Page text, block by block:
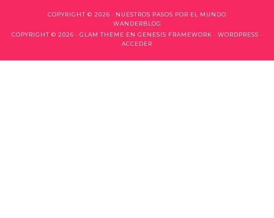
COPYRIGHT © 2026 · NUESTROS PASOS POR EL MUNDO
WANDERBLOG
COPYRIGHT © 2026 · GLAM THEME EN GENESIS FRAMEWORK · WORDPRESS ·
ACCEDER